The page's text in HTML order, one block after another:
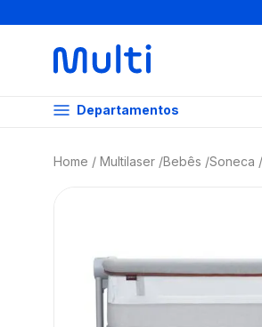
Departamentos
Multilaser Bebês Soneca